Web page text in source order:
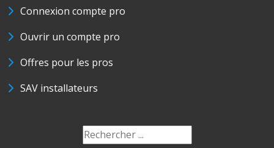
Connexion compte pro
Ouvrir un compte pro
Offres pour les pros
SAV installateurs